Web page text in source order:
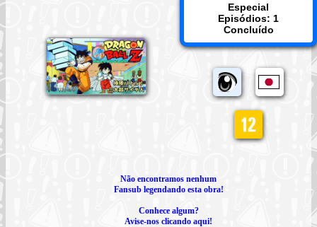
Especial
Episódios: 1
Concluído
Não encontramos nenhum
Fansub legendando esta obra!
Conhece algum?
Avise-nos clicando aqui!